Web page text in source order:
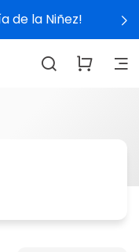
de la Niñez!